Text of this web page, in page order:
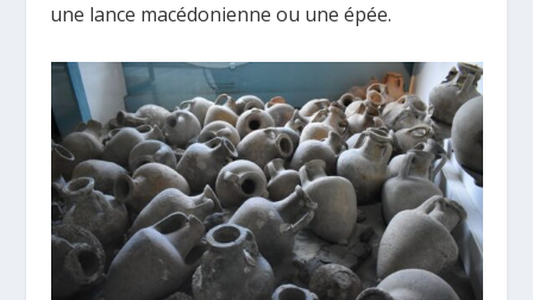
une lance macédonienne ou une épée.